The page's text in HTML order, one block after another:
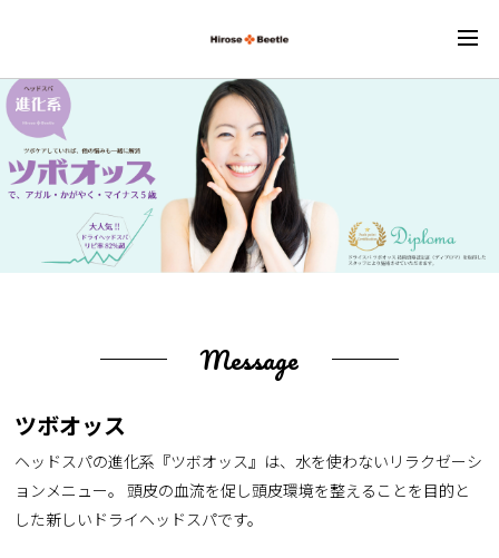
Message
ツボオッス
ヘッドスパの進化系『ツボオッス』は、水を使わないリラクゼーシ
ョンメニュー。 頭皮の血流を促し頭皮環境を整えることを目的と
した新しいドライヘッドスパです。